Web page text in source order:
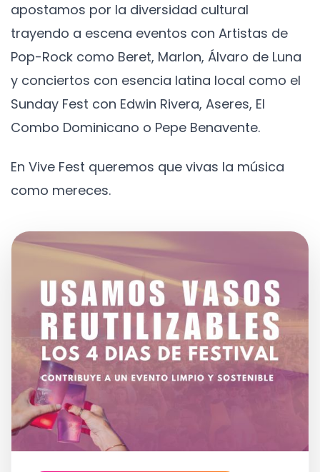
apostamos por la diversidad cultural
trayendo a escena eventos con Artistas de
Pop-Rock como Beret, Marlon, Álvaro de Luna
y conciertos con esencia latina local como el
Sunday Fest con Edwin Rivera, Aseres, El
Combo Dominicano o Pepe Benavente.
En Vive Fest queremos que vivas la música
como mereces.